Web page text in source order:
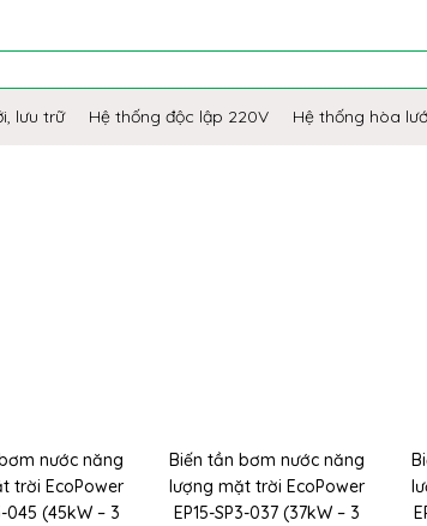
lưu trữ Hệ thống độc lập 220V Hệ thống hòa
nước năng
trời EcoPower
045 (45kW – 3
Biến tần bơm nước năng
lượng mặt trời EcoPower
EP15-SP3-037 (37kW – 3